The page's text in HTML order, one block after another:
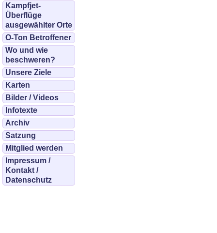
Kampfjet-
Überflüge
ausgewählter Orte
O-Ton Betroffener
Wo und wie
beschweren?
Unsere Ziele
Karten
Bilder / Videos
Infotexte
Archiv
Satzung
Mitglied werden
Impressum /
Kontakt /
Datenschutz